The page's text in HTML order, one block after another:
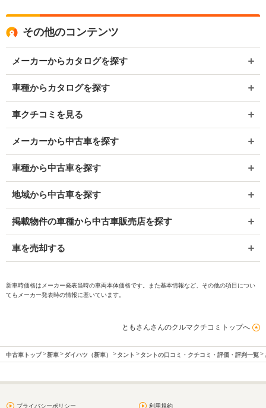
その他のコンテンツ
メーカーからカタログを探す
車種からカタログを探す
車クチコミを見る
メーカーから中古車を探す
車種から中古車を探す
地域から中古車を探す
掲載物件の車種から中古車販売店を探す
車を売却する
新車時価格はメーカー発表当時の車両本体価格です。また基本情報など、その他の項目につい
てもメーカー発表時の情報に基いています。
ともさんさんのクルマクチコミトップへ
中古車トップ 新車 ダイハツ（新車） タント タントの口コミ・クチコミ・評価・評判一覧
プライバシーポリシー 利用規約